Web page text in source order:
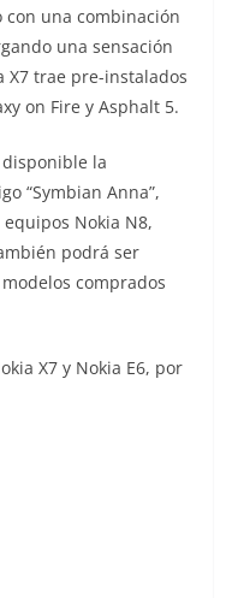
una combinación
una sensación
X7 trae pre-instalados
on Fire y Asphalt 5.
la
“Symbian Anna”,
Nokia N8,
podrá ser
comprados
X7 y Nokia E6, por